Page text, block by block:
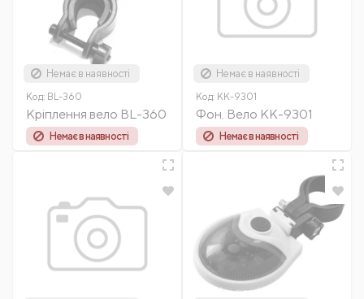
Немає в наявності
Код: BL-360
Кріплення вело BL-360
Немає в наявності
Немає в наявності
Код: KK-9301
Фон. Вело КК-9301
Немає в наявності